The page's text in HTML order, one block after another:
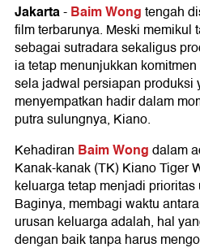
Jakarta-Baim Wongtengah
film terbarunya. Meski memikul
sebagai sutradara sekaligus
ia tetap menunjukkan
sela jadwal persiapan produksi
menyempatkan hadir dalam
putra sulungnya, Kiano.
Kehadiran Baim Wongdalam
Kanak-kanak (TK) Kiano Tiger
keluarga tetap menjadi
Baginya, membagi waktu
urusan keluarga adalah, hal
dengan baik tanpa harus